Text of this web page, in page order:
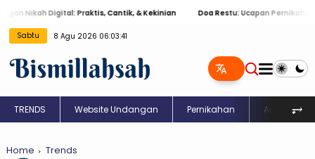
Nikah Digital: Praktis, Cantik, & Kekinian Doa Restu: Ucapan Pernikahan
Sabtu
8 Agu 2026
06:03:42
TRENDS Website Undangan Pernikahan Aqiqah⥅
Home
Trends